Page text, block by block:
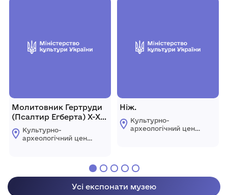
Молитовник Гертруди
(Псалтир Егберта) Х-ХІ
ст.: Видання
факсимільного типу:
Культурно-
археологічний центр
Ніж.
Культурно-
археологічний центр
Усі експонати музею